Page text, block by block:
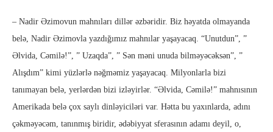
– Nadir Əzimovun mahnıları dillər əzbəridir. Biz həyatda olmayanda
belə, Nadir Əzimovla yazdığımız mahnılar yaşayacaq. “Unutdun”, ”
Əlvida, Cəmilə!”, ” Uzaqda”, ” Sən məni unuda bilməyəcəksən”, ”
Alışdım” kimi yüzlərlə nəğməmiz yaşayacaq. Milyonlarla bizi
tanımayan belə, yerlərdən bizi izləyirlər. “Əlvida, Cəmilə!” mahnısının
Amerikada belə çox saylı dinləyiciləri var. Hətta bu yaxınlarda, adını
çəkməyəcəm, tanınmış biridir, ədəbiyyat sferasının adamı deyil, o,